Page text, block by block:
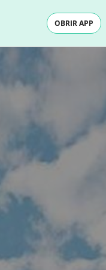
OBRIR APP